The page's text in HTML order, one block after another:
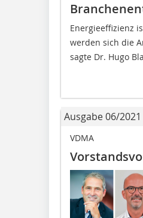
Energieeffizienz
werden sich die
sagte Dr. Hugo
Ausgabe 06/2021
VDMA